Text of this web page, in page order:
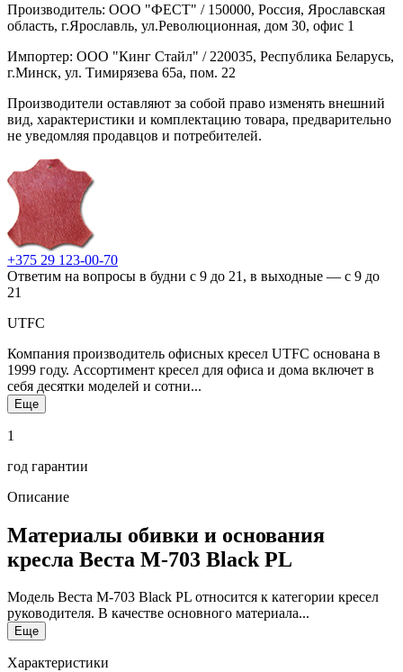
Производитель: ООО "ФЕСТ" / 150000, Россия, Ярославская
область, г.Ярославль, ул.Революционная, дом 30, офис 1
Импортер: ООО "Кинг Стайл" / 220035, Республика Беларусь,
г.Минск, ул. Тимирязева 65а, пом. 22
Производители оставляют за собой право изменять внешний
вид, характеристики и комплектацию товара, предварительно
не уведомляя продавцов и потребителей.
+375 29 123-00-70
Ответим на вопросы в будни с 9 до 21, в выходные — с 9 до
21
UTFC
Компания производитель офисных кресел UTFC основана в
1999 году. Ассортимент кресел для офиса и дома включет в
себя десятки моделей и сотни...
Еще
1
год гарантии
Описание
Материалы обивки и основания
кресла Веста М-703 Black PL
Модель Веста М-703 Black PL относится к категории кресел
руководителя. В качестве основного материала...
Еще
Характеристики